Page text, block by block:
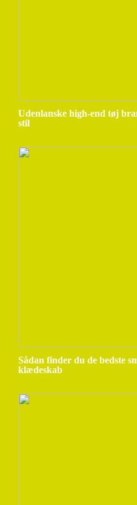
Udenlanske high-end tøj
stil
Sådan finder du de bedste
klædeskab